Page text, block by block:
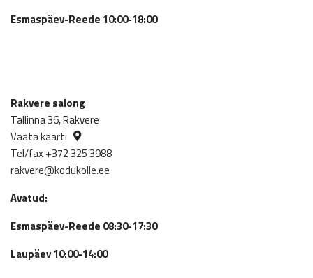
Esmaspäev-Reede 10:00-18:00
Rakvere salong
Tallinna 36, Rakvere
Vaata kaarti
Tel/fax +372 325 3988
rakvere@kodukolle.ee
Avatud:
Esmaspäev-Reede 08:30-17:30
Laupäev 10:00-14:00